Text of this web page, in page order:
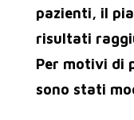
pazienti, il
risultati
Per motivi di
sono stati